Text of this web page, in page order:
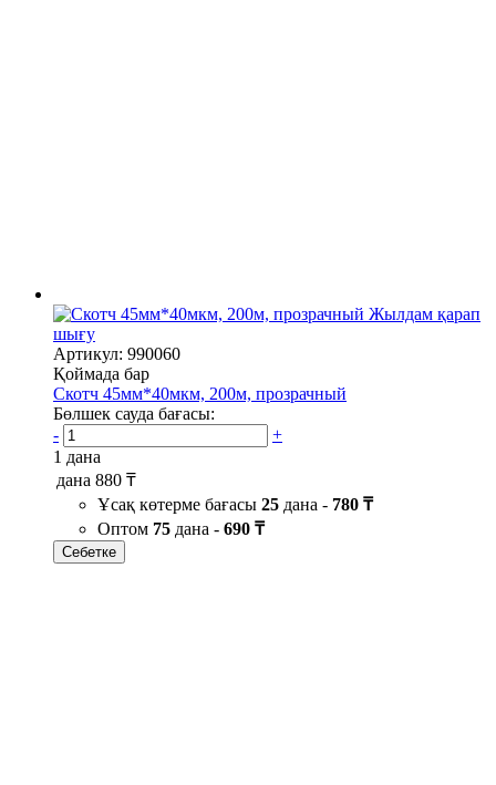
Жылдам қарап
шығу
Артикул: 990060
Қоймада бар
Скотч 45мм*40мкм, 200м, прозрачный
Бөлшек сауда бағасы:
-
+
1 дана
дана 880 ₸
Ұсақ көтерме бағасы 25 дана - 780 ₸
Оптом 75 дана - 690 ₸
Себетке